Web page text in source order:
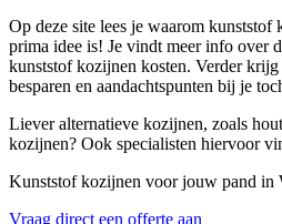
Op deze site lees je waarom kunststof
prima idee is! Je vindt meer info over
kunststof kozijnen kosten. Verder
besparen en aandachtspunten bij je
Liever alternatieve kozijnen, zoals
kozijnen? Ook specialisten hiervoor
Kunststof kozijnen voor jouw pand in
Vraag direct een offerte aan